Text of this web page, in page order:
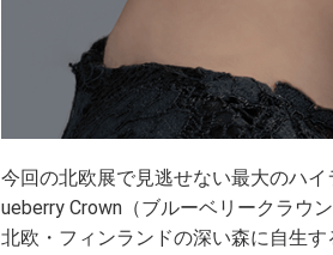
今回の北欧展で見逃せない最大のハイ
ueberry Crown（ブルーベリークラウ
北欧・フィンランドの深い森に自生